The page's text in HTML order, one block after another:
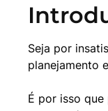
Seja por
planejamento
É por isso